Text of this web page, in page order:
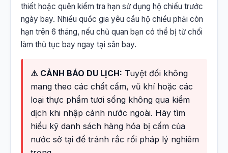
thiết hoặc quên kiểm tra hạn sử dụng hộ chiếu trước
ngày bay. Nhiều quốc gia yêu cầu hộ chiếu phải còn
hạn trên 6 tháng, nếu chủ quan bạn có thể bị từ chối
làm thủ tục bay ngay tại sân bay.
⚠️ CẢNH BÁO DU LỊCH: Tuyệt đối không
mang theo các chất cấm, vũ khí hoặc các
loại thực phẩm tươi sống không qua kiểm
dịch khi nhập cảnh nước ngoài. Hãy tìm
hiểu kỹ danh sách hàng hóa bị cấm của
nước sở tại để tránh rắc rối pháp lý nghiêm